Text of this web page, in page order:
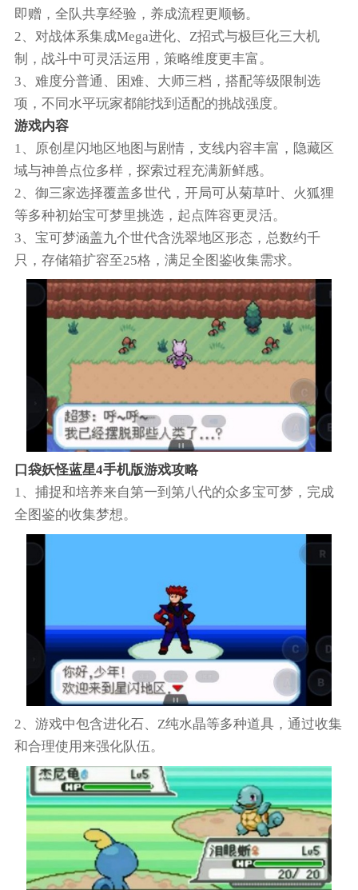
即赠，全队共享经验，养成流程更顺畅。
2、对战体系集成Mega进化、Z招式与极巨化三大机
制，战斗中可灵活运用，策略维度更丰富。
3、难度分普通、困难、大师三档，搭配等级限制选
项，不同水平玩家都能找到适配的挑战强度。
游戏内容
1、原创星闪地区地图与剧情，支线内容丰富，隐藏区
域与神兽点位多样，探索过程充满新鲜感。
2、御三家选择覆盖多世代，开局可从菊草叶、火狐狸
等多种初始宝可梦里挑选，起点阵容更灵活。
3、宝可梦涵盖九个世代含洗翠地区形态，总数约千
只，存储箱扩容至25格，满足全图鉴收集需求。
口袋妖怪蓝星4手机版游戏攻略
1、捕捉和培养来自第一到第八代的众多宝可梦，完成
全图鉴的收集梦想。
2、游戏中包含进化石、Z纯水晶等多种道具，通过收集
和合理使用来强化队伍。